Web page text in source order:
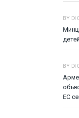
BY
BY
ЕС